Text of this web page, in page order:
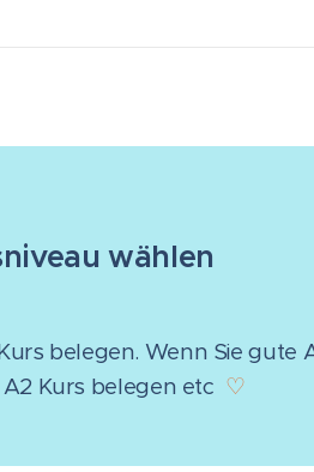
wählen
belegen. Wenn Sie gute
A2 Kurs belegen etc ♡